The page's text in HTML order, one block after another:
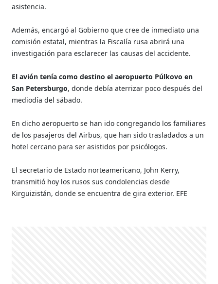
asistencia.
Además, encargó al Gobierno que cree de inmediato una
comisión estatal, mientras la Fiscalía rusa abrirá una
investigación para esclarecer las causas del accidente.
El avión tenía como destino el aeropuerto Púlkovo en
San Petersburgo, donde debía aterrizar poco después del
mediodía del sábado.
En dicho aeropuerto se han ido congregando los familiares
de los pasajeros del Airbus, que han sido trasladados a un
hotel cercano para ser asistidos por psicólogos.
El secretario de Estado norteamericano, John Kerry,
transmitió hoy los rusos sus condolencias desde
Kirguizistán, donde se encuentra de gira exterior. EFE